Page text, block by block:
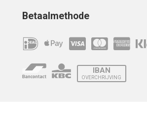
Betaalmethode
IBAN
OVERCHRIJVING